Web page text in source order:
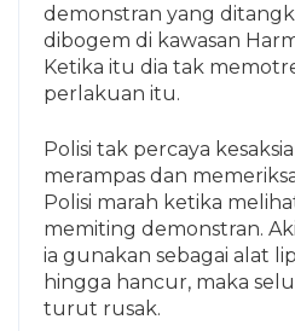
demonstran yang
dibogem di kawasan
Ketika itu dia tak
perlakuan itu.
Polisi tak percaya
merampas dan
Polisi marah ketika
memiting demonstran.
ia gunakan sebagai alat
hingga hancur, maka
turut rusak.